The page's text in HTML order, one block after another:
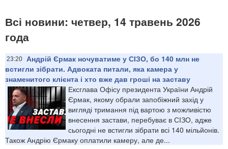
Всі новини: четвер, 14 травень 2026
года
23:20
Андрій Єрмак ночуватиме у СІЗО, бо 140 млн не
встигли зібрати. Адвоката питали, яка камера у
знаменитого клієнта і хто вже дав гроші на заставу
Ексглава Офісу президента України Андрій
Єрмак, якому обрали запобіжний захід у
вигляді тримання під вартою з можливістю
внесення застави, перебуває в СІЗО, адже
сьогодні не встигли зібрати всі 140 мільйонів.
Також Андрію Єрмаку оплатили камеру, але де...